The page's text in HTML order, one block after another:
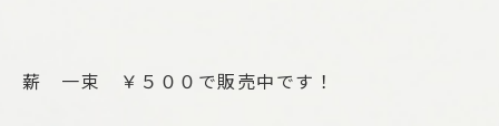
薪 一束 ￥５００で販売中です！